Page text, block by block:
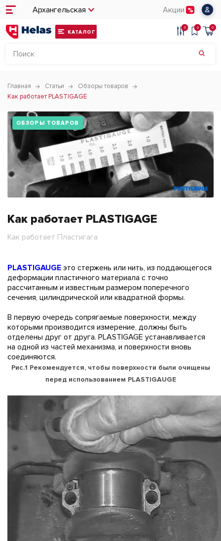
Архангельская Акции
КАТАЛОГ
0 0 0
Главная Статьи
Обзоры товаров
Как работает PLASTIGAGE
ОБЗОРЫ ТОВАРОВ
Как работает PLASTIGAGE
Как работает Пластигага
PLASTIGAUGE это стержень или нить, из поддающегося
деформации пластичного материала с точно
рассчитанным и известным размером поперечного
сечения, цилиндрической или квадратной формы.
В первую очередь сопрягаемые поверхности, между
которыми производится измерение, должны быть
отделены друг от друга. PLASTIGAGE устанавливается
на одной из частей механизма, и поверхности вновь
соединяются.
Рис.1 Рекомендуется, чтобы поверхности были очищены
перед использованием PLASTIGAUGE